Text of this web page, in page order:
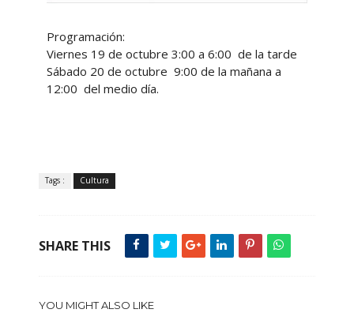
Programación:
Viernes 19 de octubre 3:00 a 6:00 de la tarde
Sábado 20 de octubre 9:00 de la mañana a
12:00 del medio día.
Tags : Cultura
SHARE THIS
YOU MIGHT ALSO LIKE